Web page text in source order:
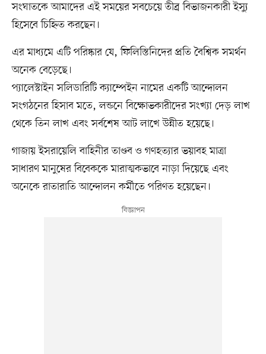
সংঘাতকে আমাদের এই সময়ের সবচেয়ে তীব্র বিভাজনকারী ইস্যু
হিসেবে চিহ্নিত করছেন।
এর মাধ্যমে এটি পরিষ্কার যে, ফিলিস্তিনিদের প্রতি বৈশ্বিক সমর্থন
অনেক বেড়েছে।
প্যালেস্টাইন সলিডারিটি ক্যাম্পেইন নামের একটি আন্দোলন
সংগঠনের হিসাব মতে, লন্ডনে বিক্ষোভকারীদের সংখ্যা দেড় লাখ
থেকে তিন লাখ এবং সর্বশেষ আট লাখে উন্নীত হয়েছে।
গাজায় ইসরায়েলি বাহিনীর তাণ্ডব ও গণহত্যার ভয়াবহ মাত্রা
সাধারণ মানুষের বিবেককে মারাত্মকভাবে নাড়া দিয়েছে এবং
অনেকে রাতারাতি আন্দোলন কর্মীতে পরিণত হয়েছেন।